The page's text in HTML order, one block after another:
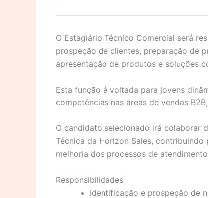
O Estagiário Técnico Comercial será
prospeção de clientes, preparação de
apresentação de produtos e soluções
Esta função é voltada para jovens
competências nas áreas de vendas
O candidato selecionado irá colaborar
Técnica da Horizon Sales,
melhoria dos processos de
Responsibilidades
Identificação e prospeção de